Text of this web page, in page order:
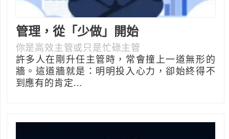
管理，從「少做」開始
你是高效主管或只是忙碌主管
許多人在剛升任主管時，常會撞上一道無形的
牆。這道牆就是：明明投入心力，卻始終得不
到應有的肯定…